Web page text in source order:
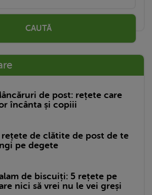
CAUTĂ
de post: rețete care
încânta și copiii
rețete de clătite de post de te
pe degete
de biscuiți: 5 rețete pe
nici să vrei nu le vei greși